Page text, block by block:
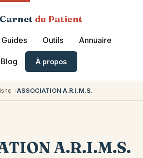
du Patient
Guides Outils Annuaire
Blog À propos
ASSOCIATION A.R.I.M.S.
A.R.I.M.S.